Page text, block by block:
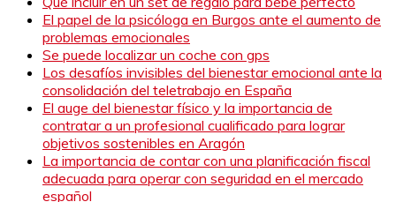
El papel de la psicóloga en Burgos ante el aumento de
problemas emocionales
Se puede localizar un coche con gps
Los desafíos invisibles del bienestar emocional ante la
consolidación del teletrabajo en España
El auge del bienestar físico y la importancia de
contratar a un profesional cualificado para lograr
objetivos sostenibles en Aragón
La importancia de contar con una planificación fiscal
adecuada para operar con seguridad en el mercado
español